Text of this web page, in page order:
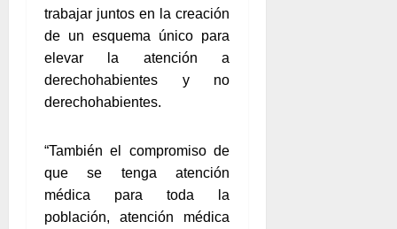
trabajar juntos en la creación
de un esquema único para
elevar la atención a
derechohabientes y no
derechohabientes.
“También el compromiso de
que se tenga atención
médica para toda la
población, atención médica